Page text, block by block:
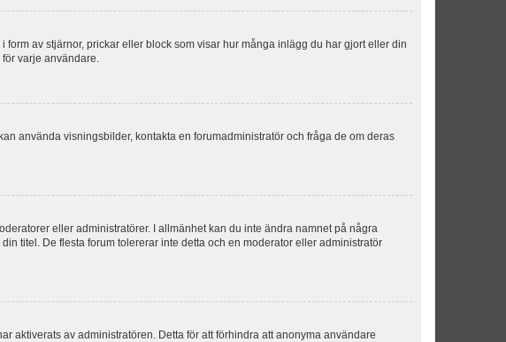
av stjärnor, prickar eller block som visar hur många inlägg du har gjort eller din
varje användare.
använda visningsbilder, kontakta en forumadministratör och fråga de om deras
eller administratörer. I allmänhet kan du inte ändra namnet på några
titel. De flesta forum tolererar inte detta och en moderator eller administratör
aktiverats av administratören. Detta för att förhindra att anonyma användare